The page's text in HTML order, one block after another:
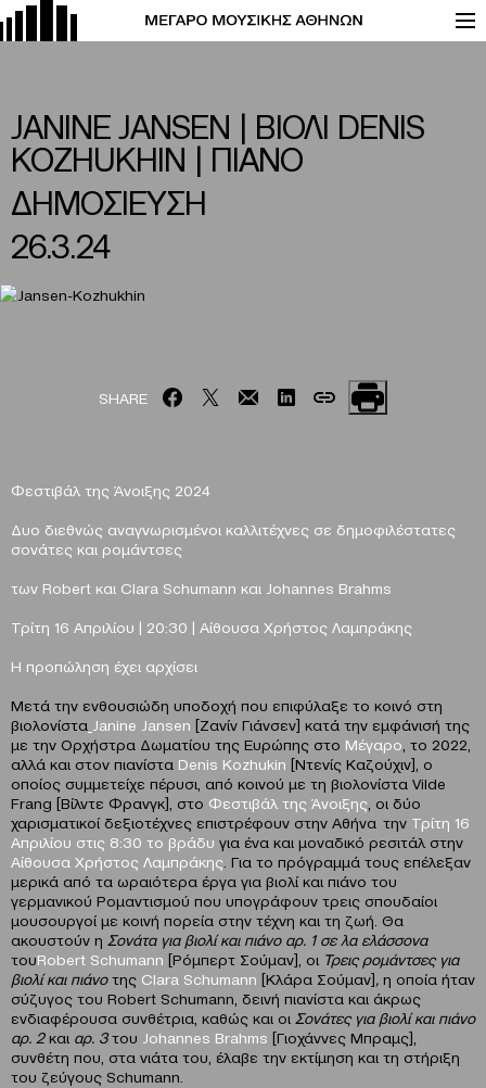
JANINE JANSEN | ΒΙΟΛΙ DENIS
KOZHUKHIN | ΠΙΑΝΟ
ΔΗΜΟΣΙΕΥΣΗ
26.3.24
SHARE
Φεστιβάλ της Άνοιξης 2024
Δυο διεθνώς αναγνωρισμένοι καλλιτέχνες σε δημοφιλέστατες
σονάτες και ρομάντσες
των Robert και Clara Schumann και Johannes Brahms
Τρίτη 16 Aπριλίου | 20:30 | Αίθουσα Χρήστος Λαμπράκης
Η προπώληση έχει αρχίσει
Μετά την ενθουσιώδη υποδοχή που επιφύλαξε το κοινό στη
βιολονίστα Janine Jansen [Ζανίν Γιάνσεν] κατά την εμφάνισή της
με την Ορχήστρα Δωματίου της Ευρώπης στο Μέγαρο , το 2022,
αλλά και στον πιανίστα Denis Kozhukin [Ντενίς Καζούχιν], ο
οποίος συμμετείχε πέρυσι, από κοινού με τη βιολονίστα Vilde
Frang [Βίλντε Φρανγκ], στο Φεστιβάλ της Άνοιξης , οι δύο
χαρισματικοί δεξιοτέχνες επιστρέφουν στην Αθήνα την Τρίτη 16
Απριλίου στις 8:30 το βράδυ για ένα και μοναδικό ρεσιτάλ στην
Αίθουσα Χρήστος Λαμπράκης . Για το πρόγραμμά τους επέλεξαν
μερικά από τα ωραιότερα έργα για βιολί και πιάνο του
γερμανικού Ρομαντισμού που υπογράφουν τρεις σπουδαίοι
μουσουργοί με κοινή πορεία στην τέχνη και τη ζωή. Θα
ακουστούν η Σονάτα για βιολί και πιάνο αρ. 1 σε λα ελάσσονα
τουRobert Schumann [Ρόμπερτ Σούμαν], οι Τρεις ρομάντσες για
βιολί και πιάνοτης Clara Schumann [Κλάρα Σούμαν], η οποία ήταν
σύζυγος του Robert Schumann, δεινή πιανίστα και άκρως
ενδιαφέρουσα συνθέτρια, καθώς και οι Σονάτες για βιολί και πιάνο
αρ. 2και αρ. 3του Johannes Brahms [Γιοχάννες Μπραμς],
συνθέτη που, στα νιάτα του, έλαβε την εκτίμηση και τη στήριξη
του ζεύγους Schumann.